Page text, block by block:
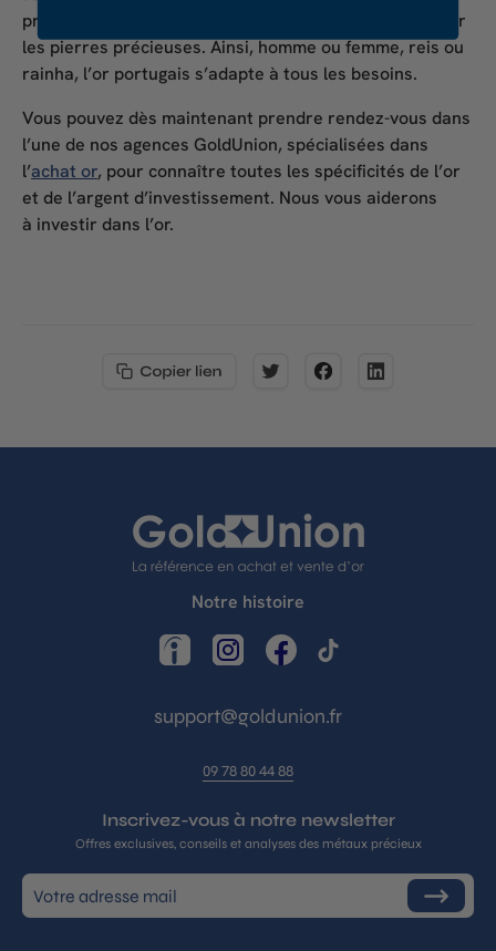
prend un aspect chaud, qui permet de mettre en valeur
les pierres précieuses. Ainsi, homme ou femme, reis ou
rainha, l’or portugais s’adapte à tous les besoins.
Vous pouvez dès maintenant prendre rendez-vous dans
l’une de nos agences GoldUnion, spécialisées dans
l’achat or, pour connaître toutes les spécificités de l’or
et de l’argent d’investissement. Nous vous aiderons
à investir dans l’or.
Notre histoire
LinkedIn InstagramFacebookTikTok
support@goldunion.fr
09 78 80 44 88
Inscrivez-vous à notre newsletter
Offres exclusives, conseils et analyses des métaux précieux
Inscrivez-
vous
S'inscrire